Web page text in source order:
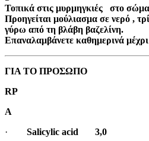
Τοπικά στις μυρμηγκιές στο σώμα
Προηγείται μούλιασμα σε νερό ,
γύρω από τη βλάβη βαζελίνη.
Επαναλαμβάνετε καθημερινά
ΓΙΑ ΤΟ ΠΡΟΣΩΠΟ
RP
A
· Salicylic acid 3,0